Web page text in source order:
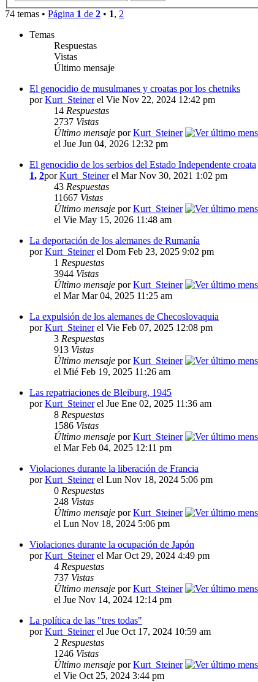
74 temas • Página 1 de 2 • 1, 2
Temas
Respuestas
Vistas
Último mensaje
El genocidio de musulmanes y croatas por los chetniks
porKurt_Steinerel Vie Nov 22, 2024 12:42 pm
14 Respuestas
2737 Vistas
Último mensaje porKurt_Steiner
el Jue Jun 04, 2026 12:32 pm
El genocidio de los serbios del Estado Independente croata
1, 2porKurt_Steinerel Mar Nov 30, 2021 1:02 pm
43 Respuestas
11667 Vistas
Último mensaje porKurt_Steiner
el Vie May 15, 2026 11:48 am
La deportación de los alemanes de Rumanía
porKurt_Steinerel Dom Feb 23, 2025 9:02 pm
1 Respuestas
3944 Vistas
Último mensaje porKurt_Steiner
el Mar Mar 04, 2025 11:25 am
La expulsión de los alemanes de Checoslovaquia
porKurt_Steinerel Vie Feb 07, 2025 12:08 pm
3 Respuestas
913 Vistas
Último mensaje porKurt_Steiner
el Mié Feb 19, 2025 11:26 am
Las repatriaciones de Bleiburg, 1945
porKurt_Steinerel Jue Ene 02, 2025 11:36 am
8 Respuestas
1586 Vistas
Último mensaje porKurt_Steiner
el Mar Feb 04, 2025 12:11 pm
Violaciones durante la liberación de Francia
porKurt_Steinerel Lun Nov 18, 2024 5:06 pm
0 Respuestas
248 Vistas
Último mensaje porKurt_Steiner
el Lun Nov 18, 2024 5:06 pm
Violaciones durante la ocupación de Japón
porKurt_Steinerel Mar Oct 29, 2024 4:49 pm
4 Respuestas
737 Vistas
Último mensaje porKurt_Steiner
el Jue Nov 14, 2024 12:14 pm
La política de las "tres todas"
porKurt_Steinerel Jue Oct 17, 2024 10:59 am
2 Respuestas
1246 Vistas
Último mensaje porKurt_Steiner
el Vie Oct 25, 2024 3:44 pm